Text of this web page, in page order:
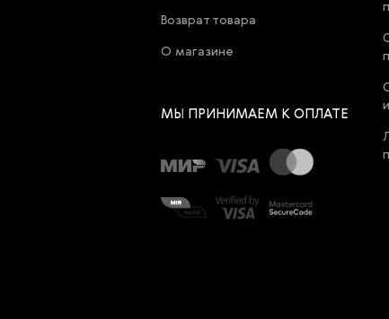
Возврат товара
О магазине
МЫ ПРИНИМАЕМ К ОПЛАТЕ